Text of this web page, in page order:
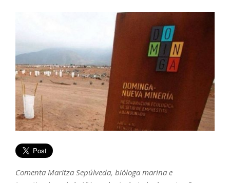
Comenta Maritza Sepúlveda, bióloga marina e